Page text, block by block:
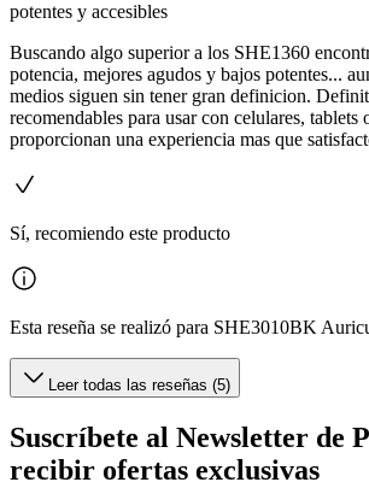
potentes y accesibles
Buscando algo superior a los SHE1360
potencia, mejores agudos y bajos potentes...
medios siguen sin tener gran definicion.
recomendables para usar con celulares, tablets
proporcionan una experiencia mas que
Sí, recomiendo este producto
Esta reseña se realizó para SHE3010BK
Leer todas las reseñas (5)
Suscríbete al Newsletter de
recibir ofertas exclusivas